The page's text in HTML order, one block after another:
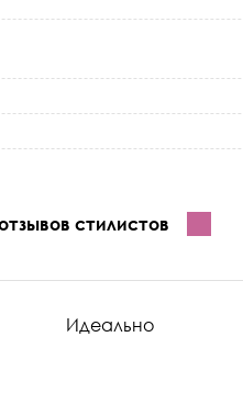
стилистов
Идеально